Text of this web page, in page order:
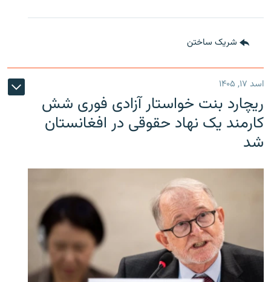
شریک ساختن
اسد ۱۷, ۱۴۰۵
ریچارد بنت خواستار آزادی فوری شش
کارمند یک نهاد حقوقی در افغانستان
شد